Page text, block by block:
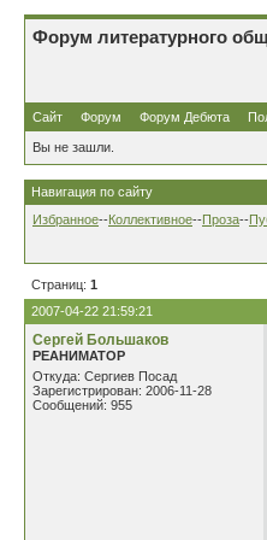
Форум литературного
Сайт Форум Форум Дебюта
Вы не зашли.
Навигация по сайту
Избранное--Коллективное--Проза--
Страниц: 1
2007-04-22 21:59:21
Сергей Большаков
РЕАНИМАТОР
Откуда: Сергиев Посад
Зарегистрирован: 2006-11-28
Сообщений: 955